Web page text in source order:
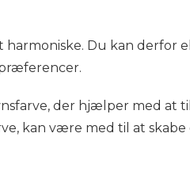
harmoniske. Du kan derfor
der hjælper med at
kan være med til at